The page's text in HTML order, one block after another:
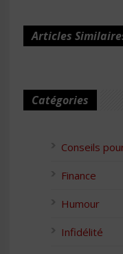
Articles
Catégories
Conseils
Finance
Humour
Infidélité